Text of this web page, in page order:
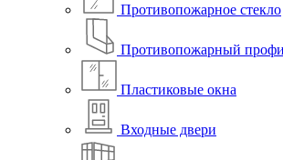
Противопожарное стекло
Противопожарный
Пластиковые окна
Входные двери